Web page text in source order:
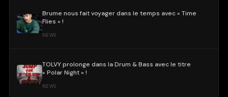
Brume nous fait voyager dans le temps avec « Time
Flies » !
NEWS
TOLVY prolonge dans la Drum & Bass avec le titre
« Polar Night » !
NEWS